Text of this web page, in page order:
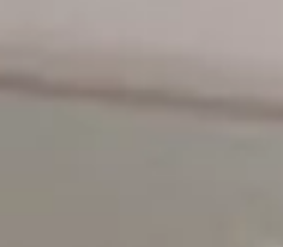
Previous Photo